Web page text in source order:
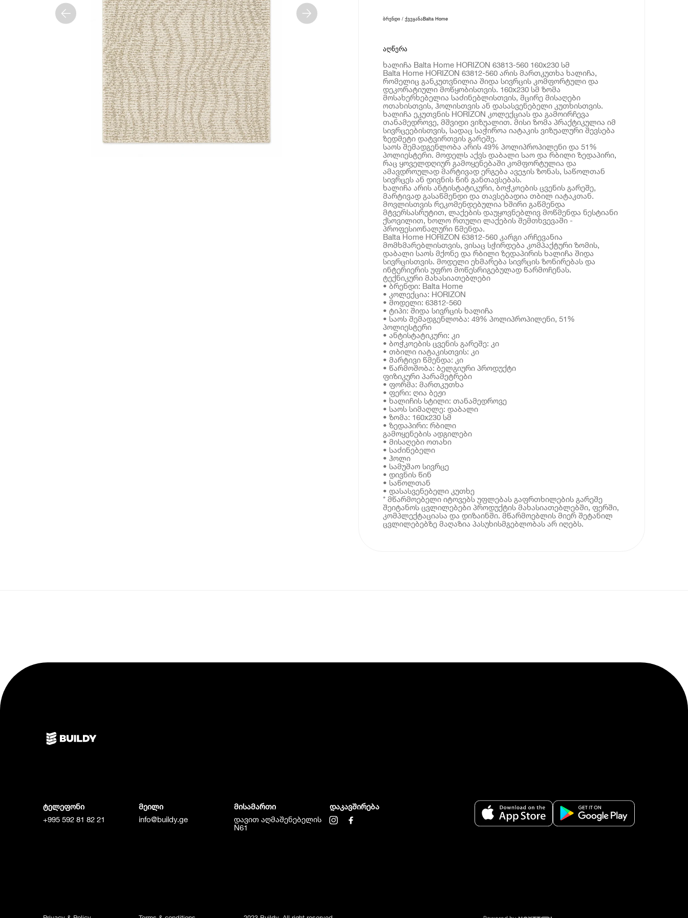
ბრენდი / ქვეყანაBalta Home
აღწერა
ხალიჩა Balta Home HORIZON 63813-560 160x230 სმ
Balta Home HORIZON 63812-560 არის მართკუთხა ხალიჩა,
რომელიც განკუთვნილია შიდა სივრცის კომფორტული და
დეკორატიული მოწყობისთვის. 160x230 სმ ზომა
მოსახერხებელია საძინებლისთვის, მცირე მისაღები
ოთახისთვის, ჰოლისთვის ან დასასვენებელი კუთხისთვის.
ხალიჩა ეკუთვნის HORIZON კოლექციას და გამოირჩევა
თანამედროვე, მშვიდი ვიზუალით. მისი ზომა პრაქტიკულია იმ
სივრცეებისთვის, სადაც საჭიროა იატაკის ვიზუალური შევსება
ზედმეტი დატვირთვის გარეშე.
საოს შემადგენლობა არის 49% პოლიპროპილენი და 51%
პოლიესტერი. მოდელს აქვს დაბალი საო და რბილი ზედაპირი,
რაც ყოველდღიურ გამოყენებაში კომფორტულია და
ამავდროულად მარტივად ერგება ავეჯის ზონას, საწოლთან
სივრცეს ან დივნის წინ განთავსებას.
ხალიჩა არის ანტისტატიკური, ბოჭკოების ცვენის გარეშე,
მარტივად გასაწმენდი და თავსებადია თბილ იატაკთან.
მოვლისთვის რეკომენდებულია ხშირი გაწმენდა
მტვერსასრუტით, ლაქების დაუყოვნებლივ მოწმენდა ნესტიანი
ქსოვილით, ხოლო რთული ლაქების შემთხვევაში -
პროფესიონალური წმენდა.
Balta Home HORIZON 63812-560 კარგი არჩევანია
მომხმარებლისთვის, ვისაც სჭირდება კომპაქტური ზომის,
დაბალი საოს მქონე და რბილი ზედაპირის ხალიჩა შიდა
სივრცისთვის. მოდელი ეხმარება სივრცის ზონირებას და
ინტერიერის უფრო მოწესრიგებულად წარმოჩენას.
ტექნიკური მახასიათებლები
• ბრენდი: Balta Home
• კოლექცია: HORIZON
• მოდელი: 63812-560
• ტიპი: შიდა სივრცის ხალიჩა
• საოს შემადგენლობა: 49% პოლიპროპილენი, 51%
პოლიესტერი
• ანტისტატიკური: კი
• ბოჭკოების ცვენის გარეშე: კი
• თბილი იატაკისთვის: კი
• მარტივი წმენდა: კი
• წარმოშობა: ბელგიური პროდუქტი
ფიზიკური პარამეტრები
• ფორმა: მართკუთხა
• ფერი: ღია ბეჟი
• ხალიჩის სტილი: თანამედროვე
• საოს სიმაღლე: დაბალი
• ზომა: 160x230 სმ
• ზედაპირი: რბილი
გამოყენების ადგილები
• მისაღები ოთახი
• საძინებელი
• ჰოლი
• სამუშაო სივრცე
• დივნის წინ
• საწოლთან
• დასასვენებელი კუთხე
* მწარმოებელი იტოვებს უფლებას გაფრთხილების გარეშე
შეიტანოს ცვლილებები პროდუქტის მახასიათებლებში, ფერში,
კომპლექტაციასა და დიზაინში. მწარმოებლის მიერ შეტანილ
ცვლილებებზე მაღაზია პასუხისმგებლობას არ იღებს.
ტელეფონი
+995 592 81 82 21
მეილი
info@buildy.ge
მისამართი
დავით აღმაშენებელის
N61
დაკავშირება